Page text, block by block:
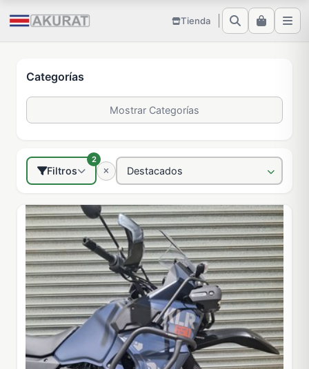
Tienda
Categorías
Mostrar Categorías
Filtros
2